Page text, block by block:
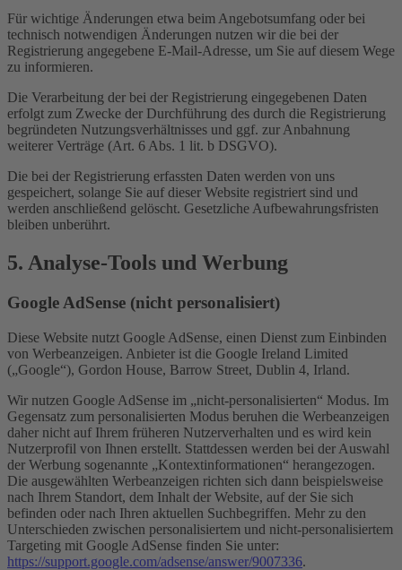
Für wichtige Änderungen etwa beim Angebotsumfang oder bei
technisch notwendigen Änderungen nutzen wir die bei der
Registrierung angegebene E-Mail-Adresse, um Sie auf diesem Wege
zu informieren.
Die Verarbeitung der bei der Registrierung eingegebenen Daten
erfolgt zum Zwecke der Durchführung des durch die Registrierung
begründeten Nutzungsverhältnisses und ggf. zur Anbahnung
weiterer Verträge (Art. 6 Abs. 1 lit. b DSGVO).
Die bei der Registrierung erfassten Daten werden von uns
gespeichert, solange Sie auf dieser Website registriert sind und
werden anschließend gelöscht. Gesetzliche Aufbewahrungsfristen
bleiben unberührt.
5. Analyse-Tools und Werbung
Google AdSense (nicht personalisiert)
Diese Website nutzt Google AdSense, einen Dienst zum Einbinden
von Werbeanzeigen. Anbieter ist die Google Ireland Limited
(„Google“), Gordon House, Barrow Street, Dublin 4, Irland.
Wir nutzen Google AdSense im „nicht-personalisierten“ Modus. Im
Gegensatz zum personalisierten Modus beruhen die Werbeanzeigen
daher nicht auf Ihrem früheren Nutzerverhalten und es wird kein
Nutzerprofil von Ihnen erstellt. Stattdessen werden bei der Auswahl
der Werbung sogenannte „Kontextinformationen“ herangezogen.
Die ausgewählten Werbeanzeigen richten sich dann beispielsweise
nach Ihrem Standort, dem Inhalt der Website, auf der Sie sich
befinden oder nach Ihren aktuellen Suchbegriffen. Mehr zu den
Unterschieden zwischen personalisiertem und nicht-personalisiertem
Targeting mit Google AdSense finden Sie unter:
https://support.google.com/adsense/answer/9007336.